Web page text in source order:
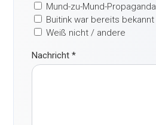
Mund-zu-Mund-Propaganda
Buitink war bereits bekannt
Weiß nicht / andere
Nachricht*